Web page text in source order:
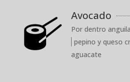
Avocado
Por dentro anguila
pepino y queso
aguacate